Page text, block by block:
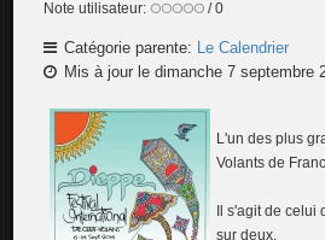
Note utilisateur: / 0
Catégorie parente:
Le Calendrier
Mis à jour le dimanche 7 septembre
L'un des plus
Volants de
Il s'agit de celui
sur deux.